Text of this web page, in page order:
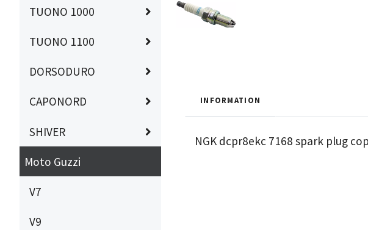
TUONO 1000
TUONO 1100
DORSODURO
CAPONORD
SHIVER
Moto Guzzi
V7
V9
INFORMATION
NGK dcpr8ekc 7168 spark plug